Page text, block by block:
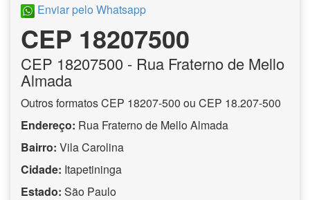
Enviar pelo Whatsapp
CEP 18207500
CEP 18207500 - Rua Fraterno de Mello
Almada
Outros formatos CEP 18207-500 ou CEP 18.207-500
Endereço: Rua Fraterno de Mello Almada
Bairro: Vila Carolina
Cidade: Itapetininga
Estado: São Paulo